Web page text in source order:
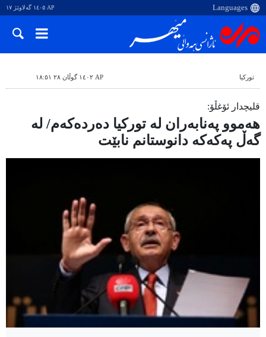
AP ١٤٠٥ گەلاوێژ ١٧
تورکیا AP ١٤٠٢ گوڵان ٢٨ ١٨:٥١
قلیچدار ئۆغڵۆ:
هەموو پەنابەران لە تورکیا دەردەکەم/ لە
گەڵ پەکەکە دانوستانم نابێت